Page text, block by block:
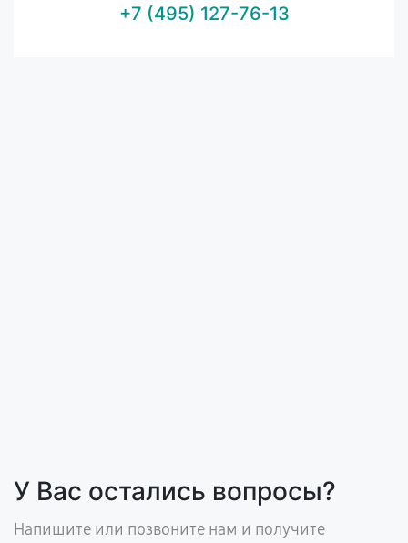
+7 (495) 127-76-13
У Вас остались вопросы?
Напишите или позвоните нам и получите